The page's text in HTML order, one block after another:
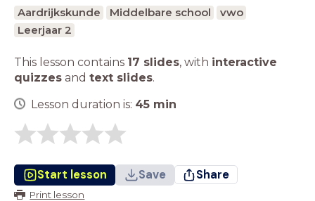
Aardrijkskunde Middelbare school
vwo
Leerjaar 2
This lesson contains 17 slides, with interactive
quizzes and text slides.
Lesson duration is: 45 min
Start lesson Save Share
Print lesson